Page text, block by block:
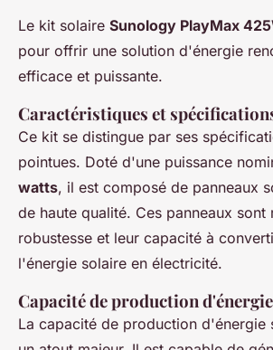
Le kit solaire Sunology PlayMax
pour offrir une solution d'énergie
efficace et puissante.
Caractéristiques et
Ce kit se distingue par ses
pointues. Doté d'une puissance
watts, il est composé de panneaux
de haute qualité. Ces panneaux sont
robustesse et leur capacité à
l'énergie solaire en électricité.
Capacité de production d'énergie
La capacité de production d'énergie